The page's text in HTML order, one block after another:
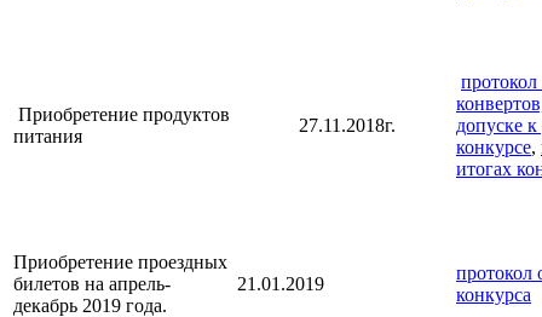
Приобретение продуктов
питания
27.11.2018г.
допуске
конкурсе,
итогах
Приобретение проездных
билетов на апрель-
декабрь 2019 года.
21.01.2019
протокол
конкурса